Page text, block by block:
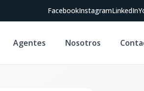
FacebookInstagramLinkedIn
Agentes Nosotros